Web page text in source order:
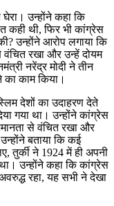
उन्होंने कहा कि
कही थी, फिर भी कांग्रेस
उन्होंने आरोप लगाया कि
रखा और उन्हें दोयम
नरेंद्र मोदी ने तीन
काम किया।
देशों का उदाहरण देते
गया था। उन्होंने कांग्रेस
से वंचित रखा और
बताया कि कई
तुर्की ने 1924 में ही अपनी
उन्होंने कहा कि कांग्रेस
रहा, यह सभी ने देखा